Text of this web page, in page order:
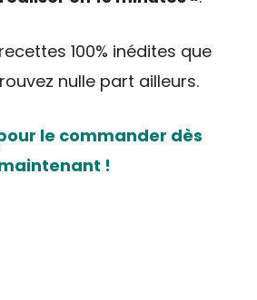
100% inédites que
nulle part ailleurs.
le commander dès
!